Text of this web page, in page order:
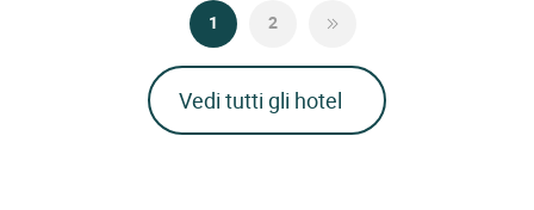
1 2
Vedi tutti gli hotel